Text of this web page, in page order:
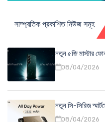
সাম্প্রতিক প্রকাশিত নিউজ সমূহ
নতুন ৫জি মাস্টার
08/04/2026
নতুন সি-সিরিজ
08/04/2026